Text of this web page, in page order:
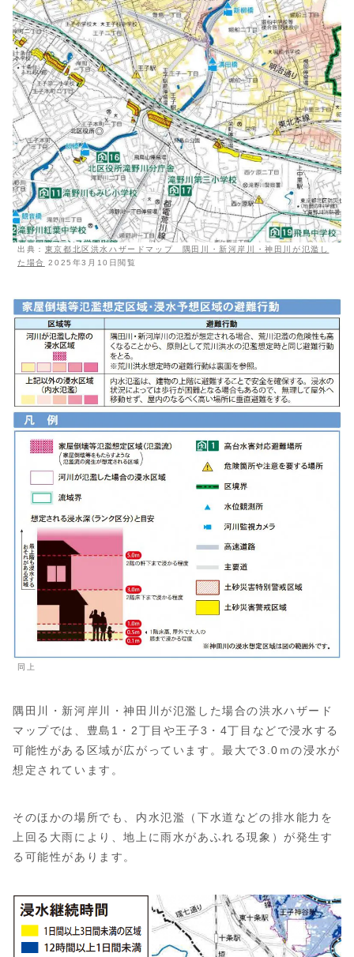
出典： 東京都北区洪水ハザードマップ 隅田川・新河岸川・神田川が氾濫し
た場合
2025年3月10日閲覧
同上
隅田川・新河岸川・神田川が氾濫した場合の洪水ハザード
マップでは、豊島1・2丁目や王子3・4丁目などで浸水する
可能性がある区域が広がっています。最大で3.0ｍの浸水が
想定されています。
そのほかの場所でも、内水氾濫（下水道などの排水能力を
上回る大雨により、地上に雨水があふれる現象）が発生す
る可能性があります。